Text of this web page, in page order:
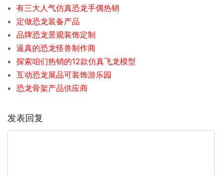
有三大人气仿真恐龙手偶热销
定做恐龙装备产品
品牌恐龙景观装饰定制
逼真的恐龙怪兽制作商
探索咱们热销的12款仿真飞龙模型
互动恐龙展品可装饰游乐园
恐龙骨架产品供应商
发表回复